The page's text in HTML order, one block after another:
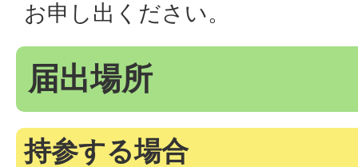
お申し出ください。
届出場所
持参する場合